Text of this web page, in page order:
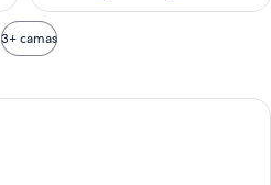
3+ camas
Quarto de hotel moderno com uma